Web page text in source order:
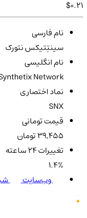
$0.21
نام فارسی
سینتِتیکس نتورک
نام انگلیسی
Network
نماد اختصاری
SNX
قیمت تومانی
39,455 تومان
تغییرات ۲۴ ساعته
1.4%
وب‌سایت